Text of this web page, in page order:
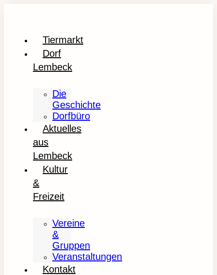
Tiermarkt
Dorf
Lembeck
Die
Geschichte
Dorfbüro
Aktuelles
aus
Lembeck
Kultur
&
Freizeit
Vereine
&
Gruppen
Veranstaltungen
Kontakt